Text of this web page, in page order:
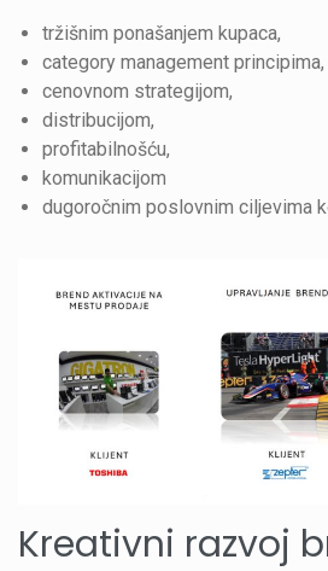
tržišnim ponašanjem kupaca,
category management principima,
cenovnom strategijom,
distribucijom,
profitabilnošću,
komunikacijom
dugoročnim poslovnim ciljevima
Kreativni razvoj